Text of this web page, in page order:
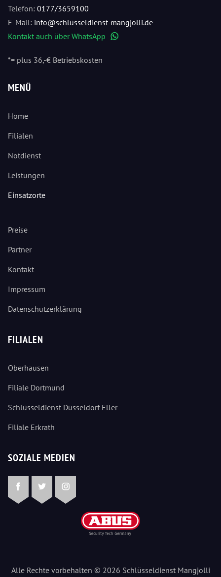
Telefon: 0177/3659100
E-Mail: info@schlüsseldienst-mangjolli.de
Kontakt auch über WhatsApp
*= plus 36,-€ Betriebskosten
MENÜ
Home
Filialen
Notdienst
Leistungen
Einsatzorte
Preise
Partner
Kontakt
Impressum
Datenschutzerklärung
FILIALEN
Oberhausen
Filiale Dortmund
Schlüsseldienst Düsseldorf Eller
Filiale Erkrath
SOZIALE MEDIEN
FacebookTwitterInstagram
Alle Rechte vorbehalten © 2026 Schlüsseldienst Mangjolli